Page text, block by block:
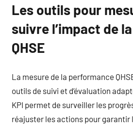
Les outils pour
suivre l’impact de
QHSE
La mesure de la performance
outils de suivi et d’évaluation
KPI permet de surveiller les
réajuster les actions pour garantir